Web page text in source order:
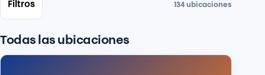
Filtros 134ubicaciones
Todas las ubicaciones